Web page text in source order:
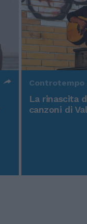
Controtempo
La rinascita
canzoni di